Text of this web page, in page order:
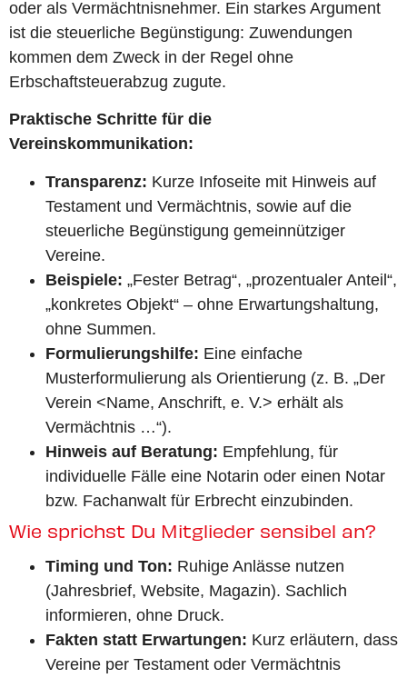
oder als Vermächtnisnehmer. Ein starkes Argument
ist die steuerliche Begünstigung: Zuwendungen
kommen dem Zweck in der Regel ohne
Erbschaftsteuerabzug zugute.
Praktische Schritte für die
Vereinskommunikation:
Transparenz: Kurze Infoseite mit Hinweis auf
Testament und Vermächtnis, sowie auf die
steuerliche Begünstigung gemeinnütziger
Vereine.
Beispiele: „Fester Betrag“, „prozentualer Anteil“,
„konkretes Objekt“ – ohne Erwartungshaltung,
ohne Summen.
Formulierungshilfe: Eine einfache
Musterformulierung als Orientierung (z. B. „Der
Verein <Name, Anschrift, e. V.> erhält als
Vermächtnis …“).
Hinweis auf Beratung: Empfehlung, für
individuelle Fälle eine Notarin oder einen Notar
bzw. Fachanwalt für Erbrecht einzubinden.
Wie sprichst Du Mitglieder sensibel an?
Timing und Ton: Ruhige Anlässe nutzen
(Jahresbrief, Website, Magazin). Sachlich
informieren, ohne Druck.
Fakten statt Erwartungen: Kurz erläutern, dass
Vereine per Testament oder Vermächtnis